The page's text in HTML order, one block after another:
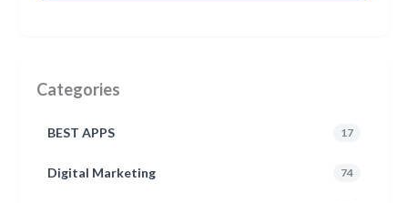
Categories
BEST APPS 17
Digital Marketing 74